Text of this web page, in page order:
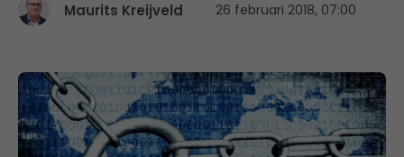
Maurits Kreijveld 26 februari 2018, 07:00